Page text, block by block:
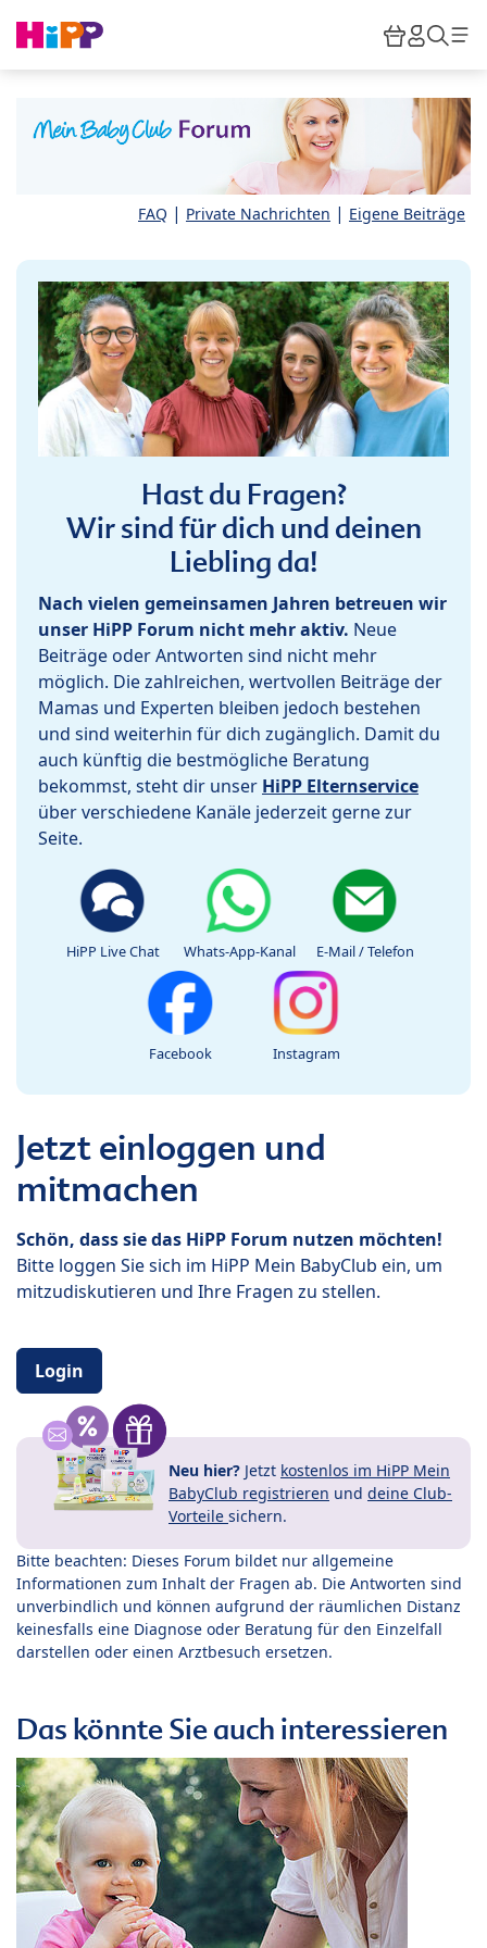
HiPP
FAQ | Private Nachrichten | Eigene Beiträge
Hast du Fragen?
Wir sind für dich und deinen
Liebling da!
Nach vielen gemeinsamen Jahren betreuen wir
unser HiPP Forum nicht mehr aktiv. Neue
Beiträge oder Antworten sind nicht mehr
möglich. Die zahlreichen, wertvollen Beiträge der
Mamas und Experten bleiben jedoch bestehen
und sind weiterhin für dich zugänglich. Damit du
auch künftig die bestmögliche Beratung
bekommst, steht dir unser HiPP Elternservice
über verschiedene Kanäle jederzeit gerne zur
Seite.
HiPP Live Chat Whats-App-Kanal E-Mail / Telefon
Facebook Instagram
Jetzt einloggen und
mitmachen
Schön, dass sie das HiPP Forum nutzen möchten!
Bitte loggen Sie sich im HiPP Mein BabyClub ein, um
mitzudiskutieren und Ihre Fragen zu stellen.
Login
Neu hier? Jetzt kostenlos im HiPP Mein
BabyClub registrieren und deine Club-
Vorteile sichern.
Bitte beachten: Dieses Forum bildet nur allgemeine
Informationen zum Inhalt der Fragen ab. Die Antworten sind
unverbindlich und können aufgrund der räumlichen Distanz
keinesfalls eine Diagnose oder Beratung für den Einzelfall
darstellen oder einen Arztbesuch ersetzen.
Das könnte Sie auch interessieren